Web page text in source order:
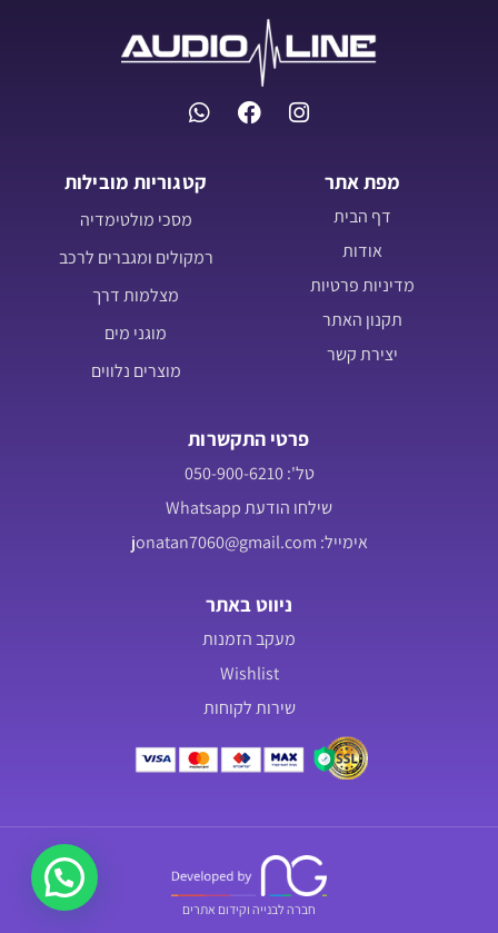
מפת אתר
דף הבית
אודות
מדיניות פרטיות
תקנון האתר
יצירת קשר
קטגוריות מובילות
מסכי מולטימדיה
רמקולים ומגברים לרכב
מצלמות דרך
מוגני מים
מוצרים נלווים
פרטי התקשרות
טל': 050-900-6210
שילחו הודעת Whatsapp
אימייל: jonatan7060@gmail.com
ניווט באתר
מעקב הזמנות
Wishlist
שירות לקוחות
חברה לבנייה וקידום אתרים